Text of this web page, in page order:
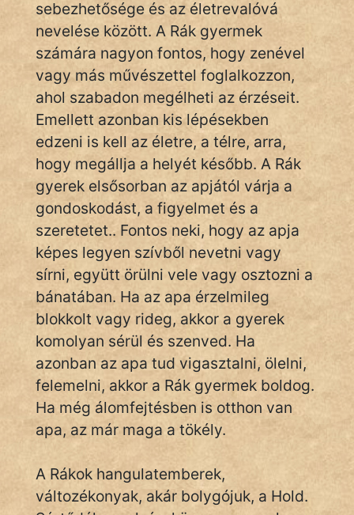
sebezhetősége és az életrevalóvá
nevelése között. A Rák gyermek
számára nagyon fontos, hogy zenével
vagy más művészettel foglalkozzon,
ahol szabadon megélheti az érzéseit.
Emellett azonban kis lépésekben
edzeni is kell az életre, a télre, arra,
hogy megállja a helyét később. A Rák
gyerek elsősorban az apjától várja a
gondoskodást, a figyelmet és a
szeretetet.. Fontos neki, hogy az apja
képes legyen szívből nevetni vagy
sírni, együtt örülni vele vagy osztozni a
bánatában. Ha az apa érzelmileg
blokkolt vagy rideg, akkor a gyerek
komolyan sérül és szenved. Ha
azonban az apa tud vigasztalni, ölelni,
felemelni, akkor a Rák gyermek boldog.
Ha még álomfejtésben is otthon van
apa, az már maga a tökély.
A Rákok hangulatemberek,
változékonyak, akár bolygójuk, a Hold.